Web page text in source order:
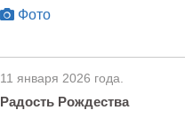
Фото
11 января 2026 года.
Радость Рождества